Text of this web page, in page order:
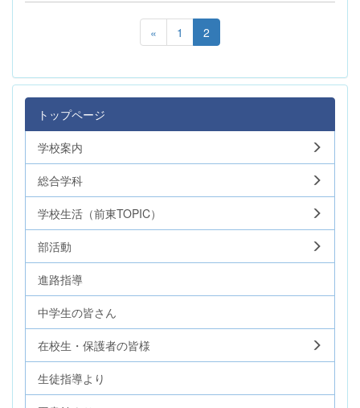
« 1 2
トップページ
学校案内
総合学科
学校生活（前東TOPIC）
部活動
進路指導
中学生の皆さん
在校生・保護者の皆様
生徒指導より